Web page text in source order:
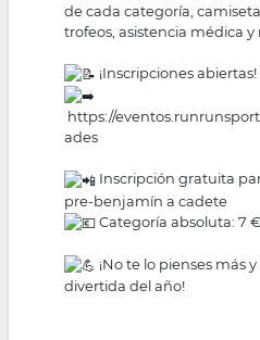
de cada categoría,
trofeos, asistencia médica
¡Inscripciones abiertas!
https://
ades
Inscripción gratuita
pre-benjamín a cadete
Categoría absoluta: 7
¡No te lo pienses más
divertida del año!